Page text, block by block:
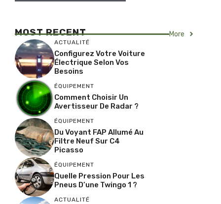
MOST RECENT More
ACTUALITÉ
Configurez Votre Voiture
Électrique Selon Vos
Besoins
ÉQUIPEMENT
Comment Choisir Un
Avertisseur De Radar ?
ÉQUIPEMENT
Du Voyant FAP Allumé Au
Filtre Neuf Sur C4
Picasso
ÉQUIPEMENT
Quelle Pression Pour Les
Pneus D’une Twingo 1 ?
ACTUALITÉ